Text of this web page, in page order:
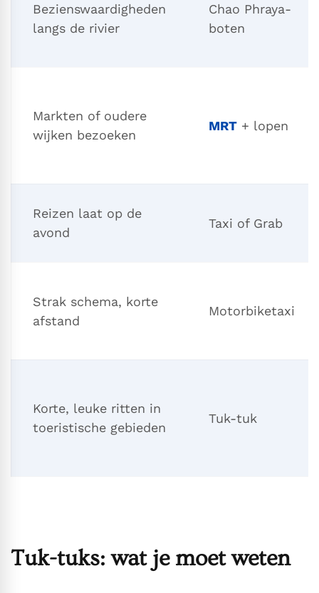
Bezienswaardigheden
langs de rivier
Chao Phraya-
boten
Markten of oudere
wijken bezoeken
MRT + lopen
Reizen laat op de
avond
Taxi of Grab
Strak schema, korte
afstand
Motorbiketaxi
Korte, leuke ritten in
toeristische gebieden
Tuk-tuk
Tuk-tuks: wat je moet weten